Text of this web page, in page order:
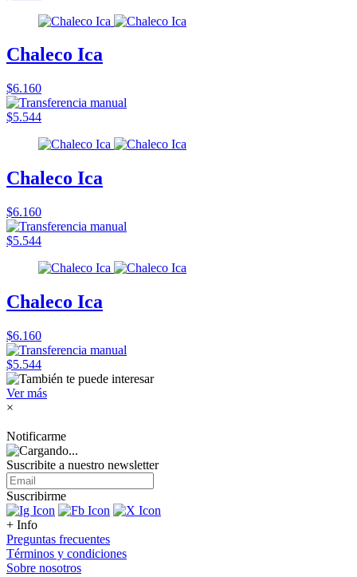
Chaleco Ica
$6.160
$5.544
Chaleco Ica
$6.160
$5.544
Chaleco Ica
$6.160
$5.544
Ver más
×
Notificarme
Suscribite a nuestro newsletter
Suscribirme
+ Info
Preguntas frecuentes
Términos y condiciones
Sobre nosotros